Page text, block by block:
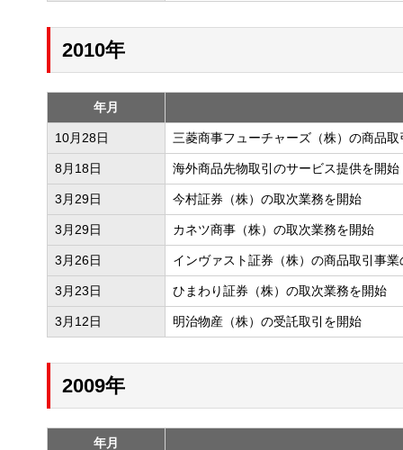
2010年
年月
10月28日 三菱商事フューチャーズ（株）の商品
8月18日 海外商品先物取引のサービス提供を開始
3月29日 今村証券（株）の取次業務を開始
3月29日 カネツ商事（株）の取次業務を開始
3月26日 インヴァスト証券（株）の商品取引事
3月23日 ひまわり証券（株）の取次業務を開始
3月12日 明治物産（株）の受託取引を開始
2009年
年月